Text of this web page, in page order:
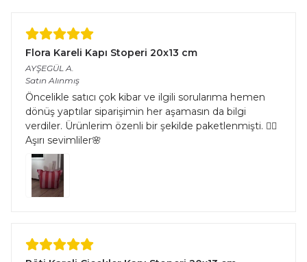
Flora Kareli Kapı Stoperi 20x13 cm
AYŞEGÜL A.
Satın Alınmış
Öncelikle satıcı çok kibar ve ilgili sorularıma hemen
dönüş yaptılar siparişimin her aşamasın da bilgi
verdiler. Ürünlerim özenli bir şekilde paketlenmişti. 👌🏻
Aşırı sevimliler🌸